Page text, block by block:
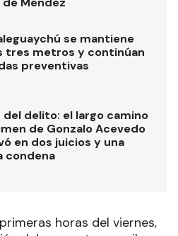
se mantiene
tres metros y continúan
preventivas
del delito: el largo camino
de Gonzalo Acevedo
en dos juicios y una
condena
horas del viernes,